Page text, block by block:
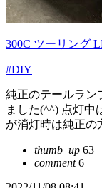
300C ツーリング
#DIY
純正のテールラン
ました(^^) 点灯中
が消灯時は純正の
thumb_up 63
comment6